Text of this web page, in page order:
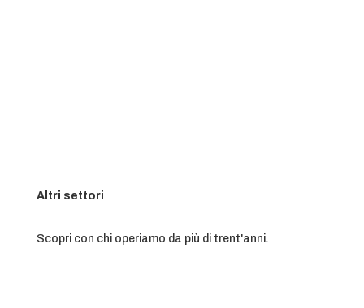
Altri settori
Scopri con chi operiamo da più di trent'anni.